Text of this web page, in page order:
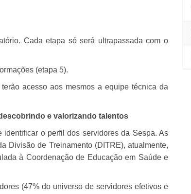
Cada etapa só será ultrapassada com o
(etapa 5).
acesso aos mesmos a equipe técnica da
e valorizando talentos
o perfil dos servidores da Sespa. As
Divisão de Treinamento (DITRE), atualmente,
à Coordenação de Educação em Saúde e
(47% do universo de servidores efetivos e